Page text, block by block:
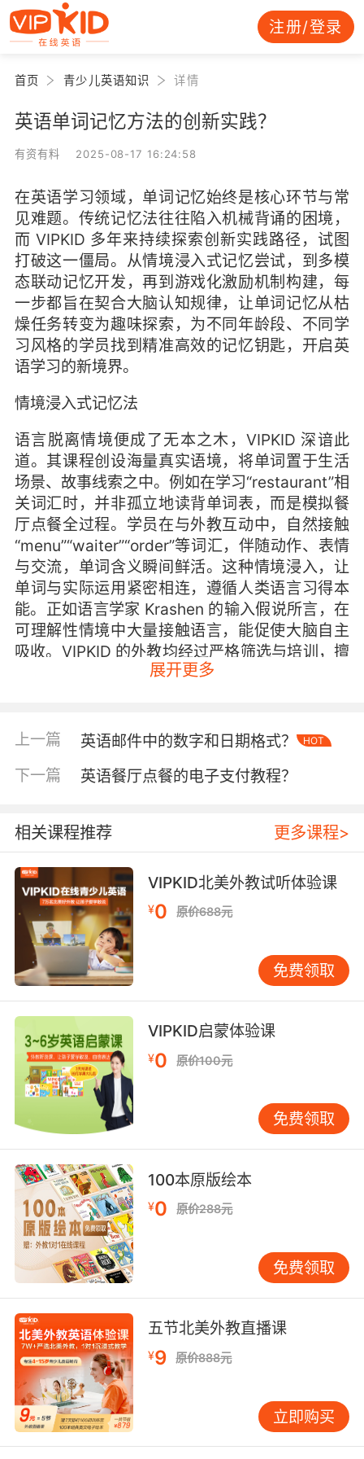
注册/登录
首页 青少儿英语知识 详情
英语单词记忆方法的创新实践？
有资有料 2025-08-17 16:24:58
在英语学习领域，单词记忆始终是核心环节与常
见难题。传统记忆法往往陷入机械背诵的困境，
而 VIPKID 多年来持续探索创新实践路径，试图
打破这一僵局。从情境浸入式记忆尝试，到多模
态联动记忆开发，再到游戏化激励机制构建，每
一步都旨在契合大脑认知规律，让单词记忆从枯
燥任务转变为趣味探索，为不同年龄段、不同学
习风格的学员找到精准高效的记忆钥匙，开启英
语学习的新境界。
情境浸入式记忆法
语言脱离情境便成了无本之木，VIPKID 深谙此
道。其课程创设海量真实语境，将单词置于生活
场景、故事线索之中。例如在学习“restaurant”相
关词汇时，并非孤立地读背单词表，而是模拟餐
厅点餐全过程。学员在与外教互动中，自然接触
“menu”“waiter”“order”等词汇，伴随动作、表情
与交流，单词含义瞬间鲜活。这种情境浸入，让
单词与实际运用紧密相连，遵循人类语言习得本
能。正如语言学家 Krashen 的输入假说所言，在
可理解性情境中大量接触语言，能促使大脑自主
吸收。VIPKID 的外教均经过严格筛选与培训，擅
长营造沉浸式环境，无论是户外旅行场景学
词内化，记忆效果远超传统死记硬背。
多模态联动记忆模型
联动记忆体系。视觉上，动画课件绚丽夺目，单
词以趣味字体、色彩呈现，搭配生动插画，如学
动物单词时，憨态可掬的动物形象跃然屏上，与
单词同步闪现；听觉层面，标准发音配上韵律歌
谣，像“eye, nose, mouth, ear”佐以轻快旋律，
学员哼唱间牢记词汇。更巧妙的是动作关联，学
“jump”“run”时，学员起身模仿动作，身体记忆强
化单词印象。认知心理学家 Mayer 的多媒体学习
理论支撑这一做法，多种感官协同调动，知识留
存率大幅提升。实践中，学员反馈记住
“volcano（火山）”一词，因看到喷发动画、听到
外教绘声绘色讲解火山知识，配合亲手绘制简易
火山图画，多维度强化使得单词深深烙印脑海，
游戏是孩子天性，VIPKID 将游戏元素融入单词记
忆。设置单词闯关游戏，学员需答对单词拼写、
释义、发音才能解锁下一关，每关有神秘奖励，
如虚拟勋章、积分兑换外教专属表扬视频。这利
用行为主义心理学中的强化理论，即时奖励激发
学员斗志。在竞争游戏中，分组比拼单词拼写速
据显示，引入游戏机制后，学员单词学习时长平
均增加 30%，正确率显著提升。以“spelling
bee”拼写大赛为例，学员们热情高涨，为团队荣
誉熟记单词，赛后回访，多数学员表示这种竞技
趣味让单词记忆不再痛苦，反而充满期待。
个性化适配记忆路径
展开更多
上一篇 英语邮件中的数字和日期格式？ HOT
下一篇 英语餐厅点餐的电子支付教程？
相关课程推荐 更多课程>
VIPKID北美外教试听体验课
¥0 原价688元
免费领取
VIPKID启蒙体验课
¥0 原价100元
免费领取
100本原版绘本
¥0 原价288元
免费领取
五节北美外教直播课
¥9 原价888元
立即购买